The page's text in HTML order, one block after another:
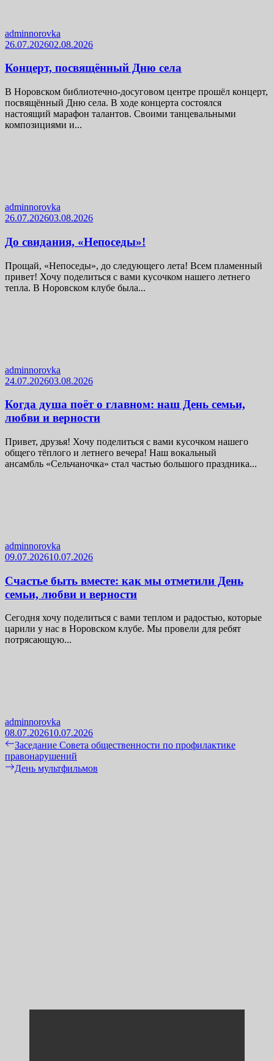
adminnorovka
26.07.202602.08.2026
Концерт, посвящённый Дню села
В Норовском библиотечно-досуговом центре прошёл концерт,
посвящённый Дню села. В ходе концерта состоялся
настоящий марафон талантов. Своими танцевальными
композициями и...
adminnorovka
26.07.202603.08.2026
До свидания, «Непоседы»!
Прощай, «Непоседы», до следующего лета! Всем пламенный
привет! Хочу поделиться с вами кусочком нашего летнего
тепла. В Норовском клубе была...
adminnorovka
24.07.202603.08.2026
Когда душа поёт о главном: наш День семьи,
любви и верности
Привет, друзья! Хочу поделиться с вами кусочком нашего
общего тёплого и летнего вечера! Наш вокальный
ансамбль «Сельчаночка» стал частью большого праздника...
adminnorovka
09.07.202610.07.2026
Счастье быть вместе: как мы отметили День
семьи, любви и верности
Сегодня хочу поделиться с вами теплом и радостью, которые
царили у нас в Норовском клубе. Мы провели для ребят
потрясающую...
adminnorovka
08.07.202610.07.2026
Навигация
по
Previous
post:
Заседание Совета общественности по профилактике
правонарушений
Next
День мультфильмов